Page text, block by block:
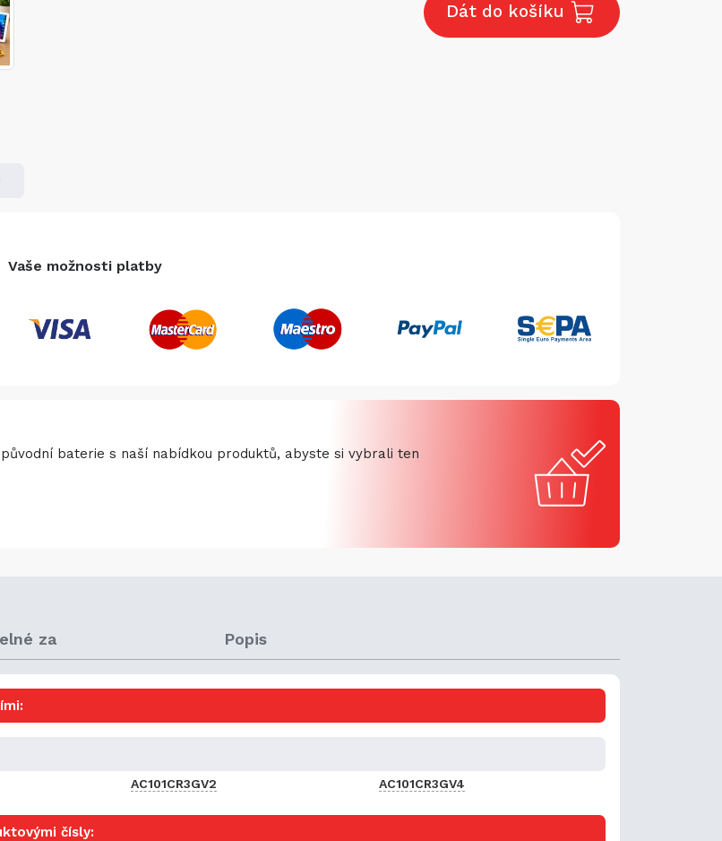
Dát do košíku
Vaše možnosti platby
baterie s naší nabídkou produktů, abyste si vybrali ten
za Popis
AC101CR3GV2 AC101CR3GV4
čísly: